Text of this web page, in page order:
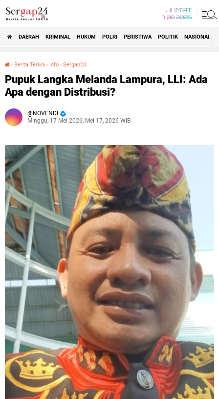
JUM'AT
7 08 2026
DAERAH KRIMINAL HUKUM POLRI PERISTIWA POLITIK NASIONAL
› Berita Terkini › Info › Sergap24
Pupuk Langka Melanda Lampura, LLI: Ada
Apa dengan Distribusi?
NOVENDI
Minggu, 17 Mei 2026, Mei 17, 2026 WIB